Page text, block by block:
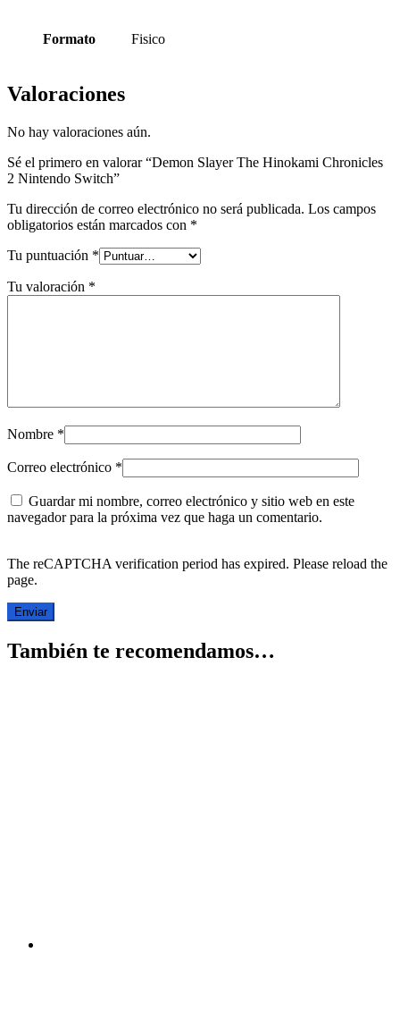
Formato Fisico
Valoraciones
No hay valoraciones aún.
Sé el primero en valorar “Demon Slayer The Hinokami Chronicles
2 Nintendo Switch”
Tu dirección de correo electrónico no será publicada. Los campos
obligatorios están marcados con *
Tu puntuación *
Tu valoración *
Nombre *
Correo electrónico *
Guardar mi nombre, correo electrónico y sitio web en este
navegador para la próxima vez que haga un comentario.
The reCAPTCHA verification period has expired. Please reload the
page.
También te recomendamos…